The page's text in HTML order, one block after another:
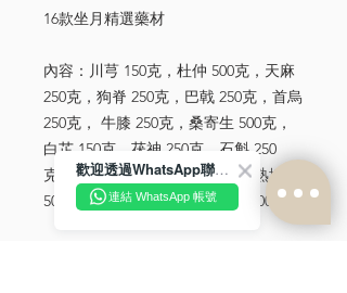
16款坐月精選藥材
內容：川芎 150克，杜仲 500克，天麻
250克，狗脊 250克，巴戟 250克，首烏
250克， 牛膝 250克，桑寄生 500克，
白芷 150克，茯神 250克，石斛 250
克，黃精 250克， 當歸 250克，熟地
500克，肉蓯茸 250克，桑椹子 500克
歡迎透過WhatsApp聯絡我們！
連結 WhatsApp 帳號